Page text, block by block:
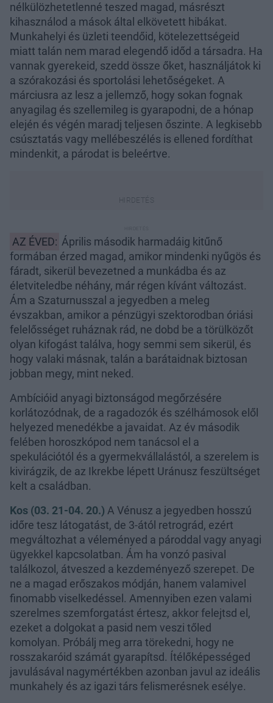
nélkülözhetetlenné teszed magad, másrészt
kihasználod a mások által elkövetett hibákat.
Munkahelyi és üzleti teendőid, kötelezettségeid
miatt talán nem marad elegendő időd a társadra. Ha
vannak gyerekeid, szedd össze őket, használjátok ki
a szórakozási és sportolási lehetőségeket. A
márciusra az lesz a jellemző, hogy sokan fognak
anyagilag és szellemileg is gyarapodni, de a hónap
elején és végén maradj teljesen őszinte. A legkisebb
csúsztatás vagy mellébeszélés is ellened fordíthat
mindenkit, a párodat is beleértve.
AZ ÉVED: Április második harmadáig kitűnő
formában érzed magad, amikor mindenki nyűgös és
fáradt, sikerül bevezetned a munkádba és az
életviteledbe néhány, már régen kívánt változást.
Ám a Szaturnusszal a jegyedben a meleg
évszakban, amikor a pénzügyi szektorodban óriási
felelősséget ruháznak rád, ne dobd be a törülközőt
olyan kifogást találva, hogy semmi sem sikerül, és
hogy valaki másnak, talán a barátaidnak biztosan
jobban megy, mint neked.
Ambícióid anyagi biztonságod megőrzésére
korlátozódnak, de a ragadozók és szélhámosok elől
helyezed menedékbe a javaidat. Az év második
felében horoszkópod nem tanácsol el a
spekulációtól és a gyermekvállalástól, a szerelem is
kivirágzik, de az Ikrekbe lépett Uránusz feszültséget
kelt a családban.
Kos (03. 21-04. 20.) A Vénusz a jegyedben hosszú
időre tesz látogatást, de 3-ától retrográd, ezért
megváltozhat a véleményed a pároddal vagy anyagi
ügyekkel kapcsolatban. Ám ha vonzó pasival
találkozol, átveszed a kezdeményező szerepet. De
ne a magad erőszakos módján, hanem valamivel
finomabb viselkedéssel. Amennyiben ezen valami
szerelmes szemforgatást értesz, akkor felejtsd el,
ezeket a dolgokat a pasid nem veszi tőled
komolyan. Próbálj meg arra törekedni, hogy ne
rosszakaróid számát gyarapítsd. Ítélőképességed
javulásával nagymértékben azonban javul az ideális
munkahely és az igazi társ felismerésnek esélye.